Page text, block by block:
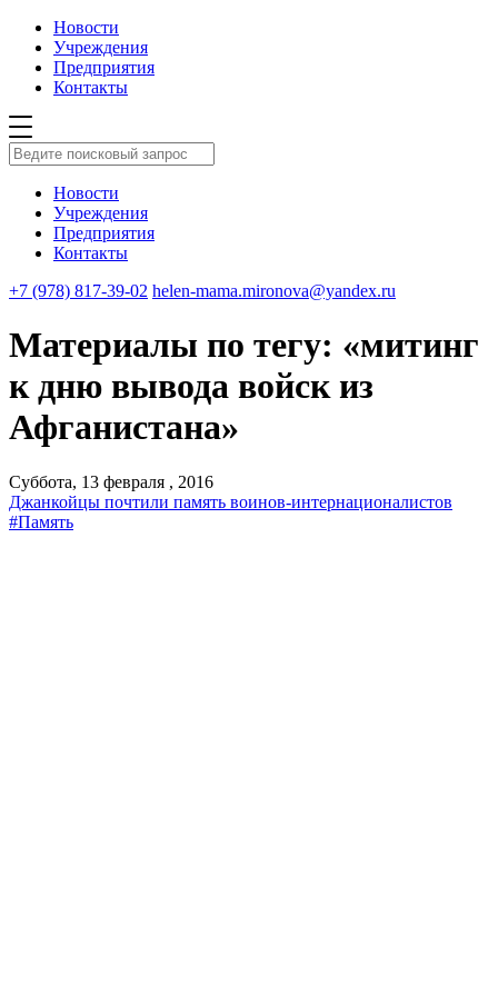
Новости
Учреждения
Предприятия
Контакты
Новости
Учреждения
Предприятия
Контакты
+7 (978) 817-39-02 helen-mama.mironova@yandex.ru
Материалы по тегу: «митинг
к дню вывода войск из
Афганистана»
Суббота, 13 февраля , 2016
Джанкойцы почтили память воинов-интернационалистов
#Память